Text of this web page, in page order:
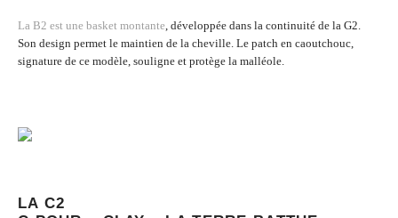
La B2 est une basket montante, développée dans la continuité de la G2.
Son design permet le maintien de la cheville. Le patch en caoutchouc,
signature de ce modèle, souligne et protège la malléole.
LA C2